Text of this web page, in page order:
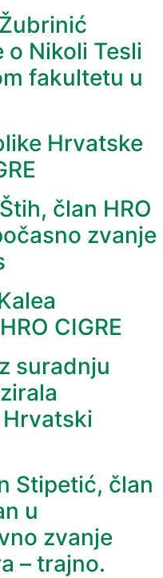
Nikoli Tesli
fakultetu u
Hrvatske
član HRO
zvanje
CIGRE
suradnju
Stipetić, član
u
zvanje
– trajno.